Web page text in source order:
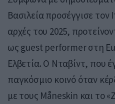
Βασιλεία προσέγγισε τον
αρχές του 2025,
ως guest performer στη
Ελβετία. Ο Νταβίντ, που
παγκόσμιο κοινό όταν
με τους Måneskin και το